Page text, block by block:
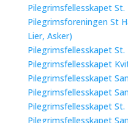
Pilegrimsfellesskapet St.
Pilegrimsforeningen St
Lier, Asker)
Pilegrimsfellesskapet
Pilegrimsfellesskapet
Pilegrimsfellesskapet
Pilegrimsfellesskapet
Pilegrimsfellesskapet
Pilegrimsfellesskapet